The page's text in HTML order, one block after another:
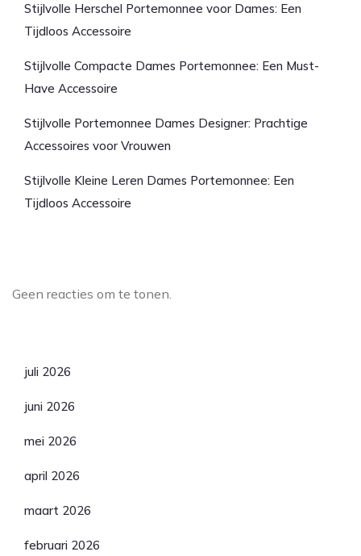
Stijlvolle Herschel Portemonnee voor Dames: Een
Tijdloos Accessoire
Stijlvolle Compacte Dames Portemonnee: Een Must-
Have Accessoire
Stijlvolle Portemonnee Dames Designer: Prachtige
Accessoires voor Vrouwen
Stijlvolle Kleine Leren Dames Portemonnee: Een
Tijdloos Accessoire
Geen reacties om te tonen.
juli 2026
juni 2026
mei 2026
april 2026
maart 2026
februari 2026